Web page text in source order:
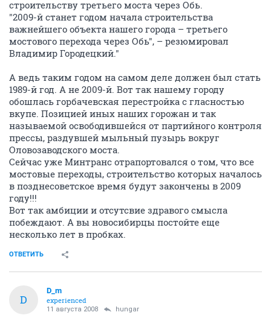
строительству третьего моста через Обь.
"2009-й станет годом начала строительства
важнейшего объекта нашего города – третьего
мостового перехода через Обь", – резюмировал
Владимир Городецкий."
А ведь таким годом на самом деле должен был стать
1989-й год. А не 2009-й. Вот так нашему городу
обошлась горбачевская перестройка с гласностью
вкупе. Позицией иных наших горожан и так
называемой освободившейся от партийного контроля
прессы, раздувшей мыльный пузырь вокруг
Оловозаводского моста.
Сейчас уже Минтранс отрапортовался о том, что все
мостовые переходы, строительство которых началось
в позднесоветское время будут закончены в 2009
году!!!
Вот так амбиции и отсутсвие здравого смысла
побеждают. А вы новосибирцы постойте еще
несколько лет в пробках.
ОТВЕТИТЬ
D
D_m
experienced
11 августа 2008 hungar